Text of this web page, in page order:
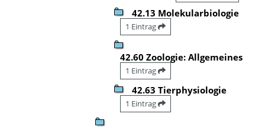
42.13 Molekularbiologie
1 Eintrag
42.60 Zoologie: Allgemeines
1 Eintrag
42.63 Tierphysiologie
1 Eintrag